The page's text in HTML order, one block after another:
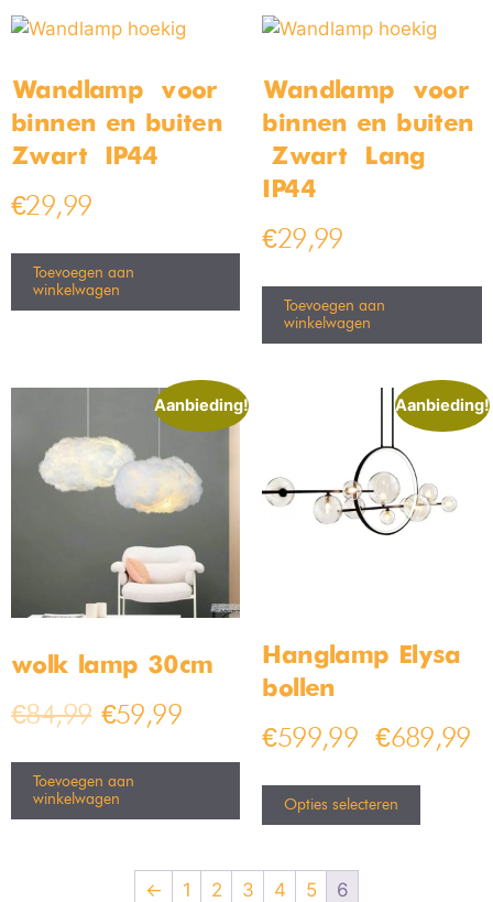
Wandlamp – voor
binnen en buiten –
Zwart – IP44
€29,99
Toevoegen aan
winkelwagen
Wandlamp – voor
binnen en buiten
– Zwart – Lang –
IP44
€29,99
Toevoegen aan
winkelwagen
Aanbieding!
wolk lamp 30cm
€84,99 €59,99
Toevoegen aan
winkelwagen
Aanbieding!
Hanglamp Elysa
bollen
€599,99 –€689,99
Opties selecteren
← 1 2 3 4 5 6